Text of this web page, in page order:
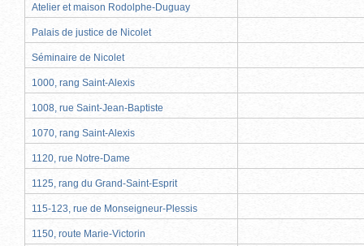
Atelier et maison Rodolphe-Duguay
Palais de justice de Nicolet
Séminaire de Nicolet
1000, rang Saint-Alexis
1008, rue Saint-Jean-Baptiste
1070, rang Saint-Alexis
1120, rue Notre-Dame
1125, rang du Grand-Saint-Esprit
115-123, rue de Monseigneur-Plessis
1150, route Marie-Victorin